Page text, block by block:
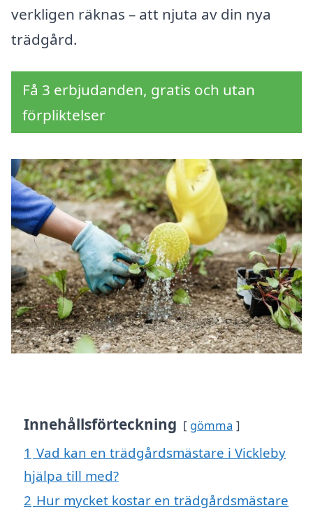
verkligen räknas – att njuta av din nya
trädgård.
Få 3 erbjudanden, gratis och utan
förpliktelser
Innehållsförteckning gömma
1 Vad kan en trädgårdsmästare i Vickleby
hjälpa till med?
2 Hur mycket kostar en trädgårdsmästare